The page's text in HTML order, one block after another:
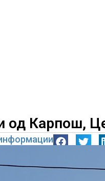
од Карпош,